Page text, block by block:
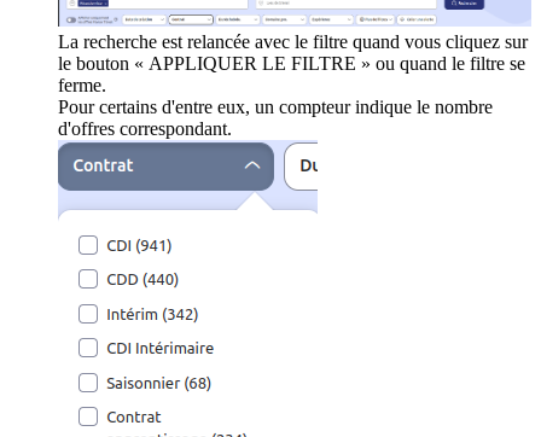
La recherche est relancée avec le filtre quand vous cliquez sur
le bouton « APPLIQUER LE FILTRE » ou quand le filtre se
ferme.
Pour certains d'entre eux, un compteur indique le nombre
d'offres correspondant.